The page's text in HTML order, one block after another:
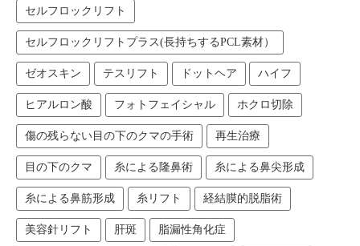
セルフロックリフト
セルフロックリフトプラス(長持ちするPCL素材）
ゼオスキン テスリフト ドットヘア ハイフ
ヒアルロン酸 フォトフェイシャル ホクロ切除
傷の残らない目の下のクマの手術 再生治療
目の下のクマ 糸による隆鼻術 糸による鼻尖形成
糸による鼻筋形成 糸リフト 経結膜的脱脂術
美容針リフト 肝斑 脂漏性角化症